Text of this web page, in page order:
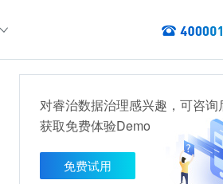
数据资产管理
目盘点数据资产，提供数据服务
对睿治数据治理感兴趣，可咨询
获取免费体验Demo
免费试用